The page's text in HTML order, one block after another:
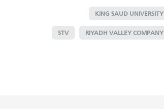
KING SAUD UNIVERSITY
RIYADH VALLEY COMPANY
STV